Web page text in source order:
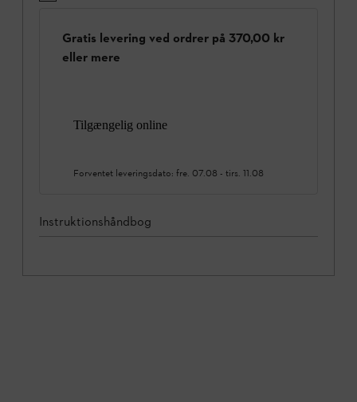
Gratis levering ved ordrer på 370,00 kr
eller mere
Tilgængelig online
Forventet leveringsdato: fre. 07.08 - tirs. 11.08
Instruktionshåndbog